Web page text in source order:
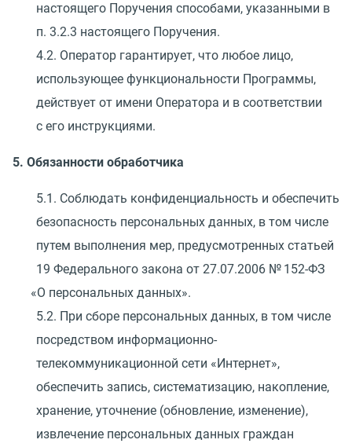
настоящего Поручения способами, указанными в
п. 3.2.3 настоящего Поручения.
4.2. Оператор гарантирует, что любое лицо,
использующее функциональности Программы,
действует от имени Оператора и в соответствии
с его инструкциями.
5. Обязанности обработчика
5.1. Соблюдать конфиденциальность и обеспечить
безопасность персональных данных, в том числе
путем выполнения мер, предусмотренных статьей
19 Федерального закона от 27.07.2006 № 152-ФЗ
«О персональных данных».
5.2. При сборе персональных данных, в том числе
посредством информационно-
телекоммуникационной сети « Интернет»,
обеспечить запись, систематизацию, накопление,
хранение, уточнение (обновление, изменение),
извлечение персональных данных граждан